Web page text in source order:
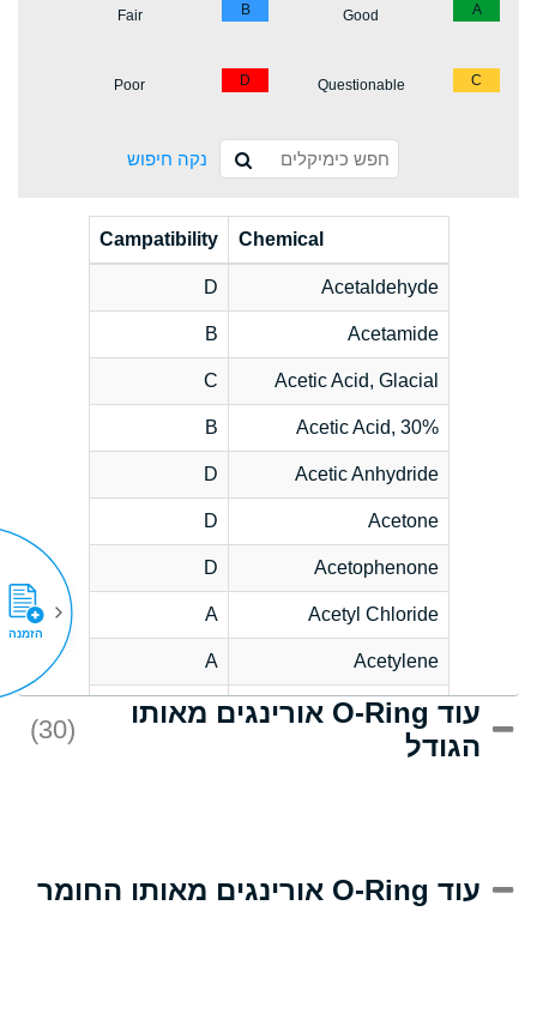
A
Good
B
Fair
C
Questionable
D
Poor
נקה חיפוש
Chemical
Campatibility
Acetaldehyde
D
Acetamide
B
Acetic Acid, Glacial
C
Acetic Acid, 30%
B
Acetic Anhydride
D
Acetone
D
Acetophenone
D
Acetyl Chloride
A
Acetylene
A
Acrlylonitrile
C
Adipic Acid
(Aqueous)
עוד O-Ring אורינגים מאותו
הגודל
(30)
עוד O-Ring אורינגים מאותו החומר
הזמנה